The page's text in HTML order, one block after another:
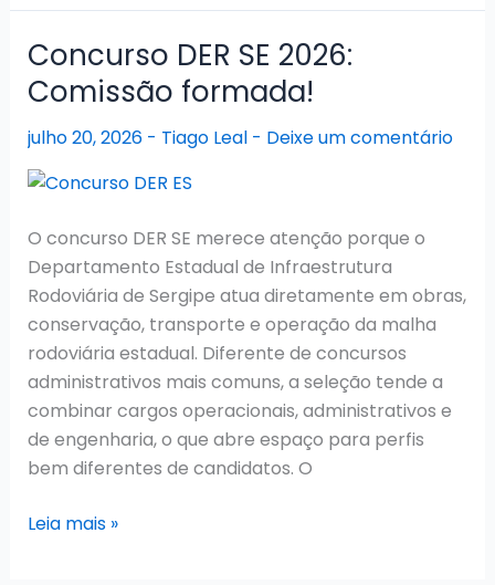
Penal
SE
2026:
Último
certame
com
admissões
Concurso DER SE 2026:
Comissão formada!
julho 20, 2026 - Tiago Leal - Deixe um comentário
O concurso DER SE merece atenção porque o
Departamento Estadual de Infraestrutura
Rodoviária de Sergipe atua diretamente em obras,
conservação, transporte e operação da malha
rodoviária estadual. Diferente de concursos
administrativos mais comuns, a seleção tende a
combinar cargos operacionais, administrativos e
de engenharia, o que abre espaço para perfis
bem diferentes de candidatos. O
Concurso
Leia mais »